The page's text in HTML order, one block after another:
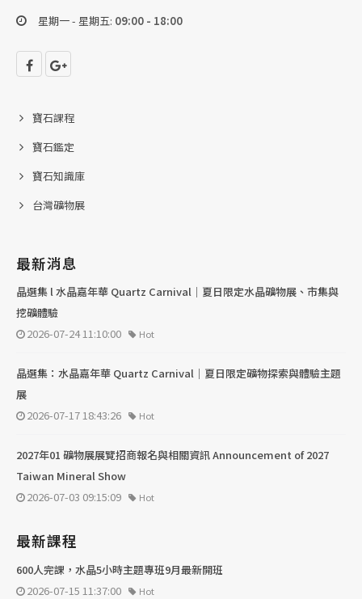
星期一 - 星期五: 09:00 - 18:00
寶石課程
寶石鑑定
寶石知識庫
台灣礦物展
最新消息
晶選集 l 水晶嘉年華 Quartz Carnival｜夏日限定水晶礦物展、市集與
挖礦體驗
2026-07-24 11:10:00
Hot
晶選集：水晶嘉年華 Quartz Carnival｜夏日限定礦物探索與體驗主題
展
2026-07-17 18:43:26
Hot
2027年01 礦物展展覽招商報名與相關資訊 Announcement of 2027
Taiwan Mineral Show
2026-07-03 09:15:09
Hot
最新課程
600人完課，水晶5小時主題專班9月最新開班
2026-07-15 11:37:00
Hot